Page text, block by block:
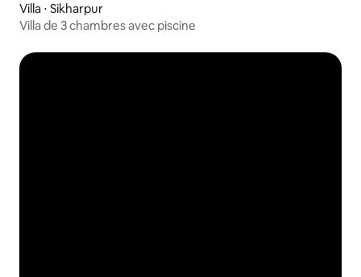
Villa ⋅ Sikharpur
Villa de 3 chambres avec piscine